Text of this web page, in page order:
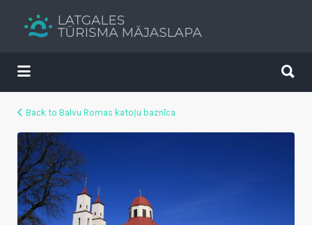
Tavs brīvdienu ceļvedis
Search
for:
for:
Back to Balvu Romas katoļu baznīca